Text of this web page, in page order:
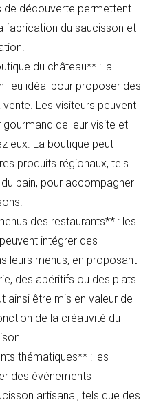
de découverte permettent
fabrication du saucisson et
du château** : la
lieu idéal pour proposer des
Les visiteurs peuvent
de leur visite et
eux. La boutique peut
produits régionaux, tels
pain, pour accompagner
des restaurants** : les
intégrer des
leurs menus, en proposant
des apéritifs ou des plats
ainsi être mis en valeur de
de la créativité du
thématiques** : les
des événements
artisanal, tels que des